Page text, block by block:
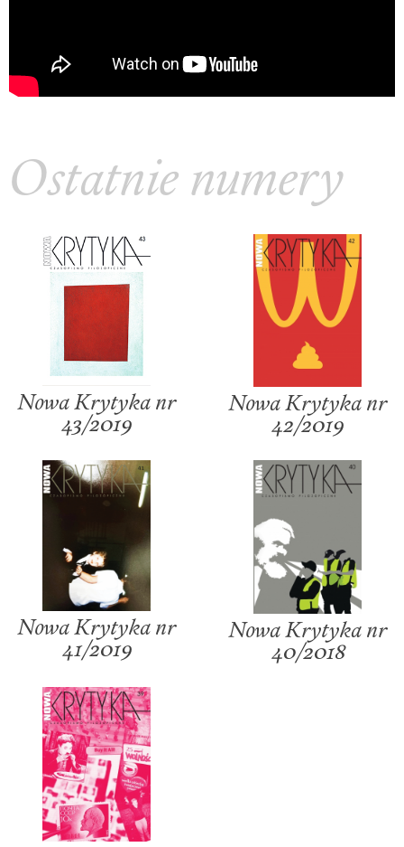
Ostatnie numery
Nowa Krytyka nr
43/2019
Nowa Krytyka nr
42/2019
Nowa Krytyka nr
41/2019
Nowa Krytyka nr
40/2018